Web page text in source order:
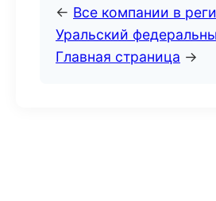
← Все компании в
Уральский
Главная страница →